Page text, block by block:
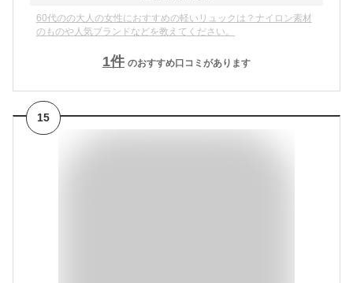
60代のの大人の女性におすすめの軽いリュックは？ナイロン素材
のものや人気ブランドなどを教えてください。
1件 のおすすめ口コミがあります
15